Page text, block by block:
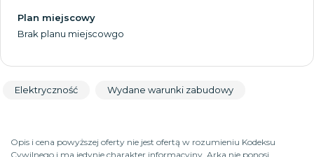
Plan miejscowy
Brak planu miejscowgo
Elektryczność Wydane warunki zabudowy
Opis i cena powyższej oferty nie jest ofertą w rozumieniu Kodeksu
Cywilnego i ma jedynie charakter informacyjny, Arka nie ponosi